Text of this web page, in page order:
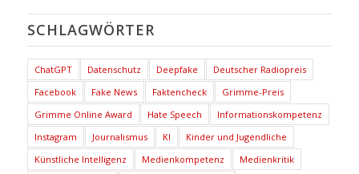
SCHLAGWÖRTER
ChatGPT Datenschutz Deepfake
Deutscher Radiopreis
Facebook
Fake News Faktencheck
Grimme-Preis
Grimme Online Award
Hate Speech
Informationskompetenz
Instagram
Journalismus KI
Kinder und Jugendliche
Künstliche Intelligenz
Medienkompetenz
Medienkritik